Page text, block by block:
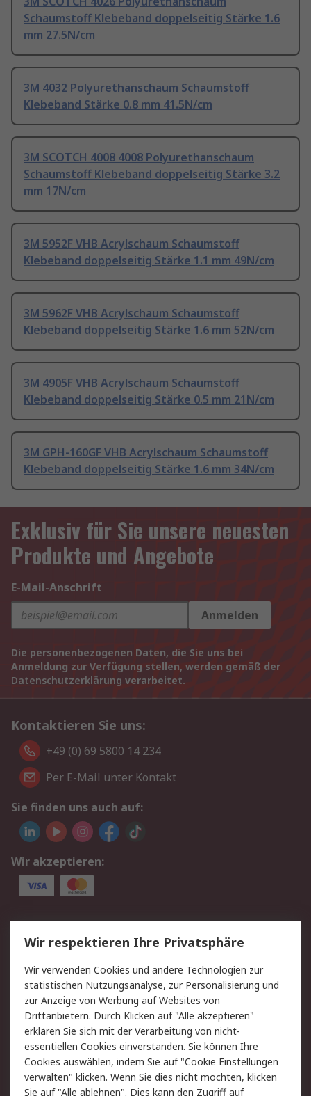
Schaumstoff Klebeband doppelseitig Stärke 1.6
mm 27.5N/cm
3M 4032 Polyurethanschaum Schaumstoff
Klebeband Stärke 0.8 mm 41.5N/cm
3M SCOTCH 4008 4008 Polyurethanschaum
Schaumstoff Klebeband doppelseitig Stärke 3.2
mm 17N/cm
3M 5952F VHB Acrylschaum Schaumstoff
Klebeband doppelseitig Stärke 1.1 mm 49N/cm
3M 5962F VHB Acrylschaum Schaumstoff
Klebeband doppelseitig Stärke 1.6 mm 52N/cm
3M 4905F VHB Acrylschaum Schaumstoff
Klebeband doppelseitig Stärke 0.5 mm 21N/cm
3M GPH-160GF VHB Acrylschaum Schaumstoff
Klebeband doppelseitig Stärke 1.6 mm 34N/cm
Exklusiv für Sie unsere neuesten
Produkte und Angebote
E-Mail-Anschrift
Anmelden
Die personenbezogenen Daten, die Sie uns bei
Anmeldung zur Verfügung stellen, werden gemäß der
Datenschutzerklärung verarbeitet.
Kontaktieren Sie uns:
+49 (0) 69 5800 14 234
Per E-Mail unter Kontakt
Sie finden uns auch auf:
Wir akzeptieren:
Service
Value Added Services
Lieferlösungen
Rücksendungen
Kontakt
Hilfe
Privatkunden
Rechtliches
AGB
Datenschutz
Cookie-Richtlinie
Zahlungsbedingungen
Copyright/Impressum
Entsorgung
Wir respektieren Ihre Privatsphäre
Wir verwenden Cookies und andere Technologien zur
statistischen Nutzungsanalyse, zur Personalisierung und
zur Anzeige von Werbung auf Websites von
Drittanbietern. Durch Klicken auf "Alle akzeptieren"
erklären Sie sich mit der Verarbeitung von nicht-
essentiellen Cookies einverstanden. Sie können Ihre
Cookies auswählen, indem Sie auf "Cookie Einstellungen
verwalten" klicken. Wenn Sie dies nicht möchten, klicken
Sie auf "Alle ablehnen". Dies kann den Zugriff auf